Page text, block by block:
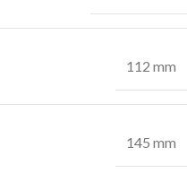
112 mm
145 mm